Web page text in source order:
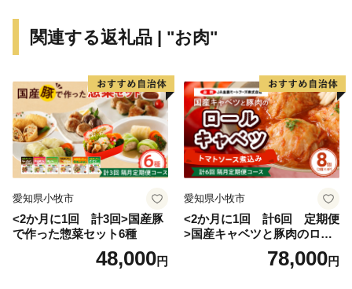
関連する返礼品 | "お肉"
愛知県小牧市
<2か月に1回 計3回>国産豚
で作った惣菜セット6種
48,000円
愛知県小牧市
<2か月に1回 計6回 定期便
>国産キャベツと豚肉のロー
ルキャベツ（4P入り）
78,000円